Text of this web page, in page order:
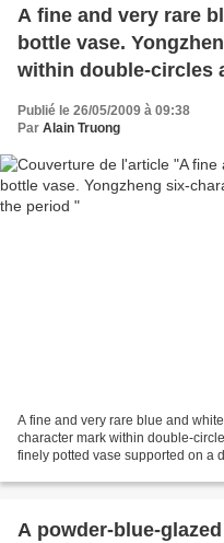
A fine and very rare
bottle vase.
within double-circles
Publié le 26/05/2009 à 09:38
Par Alain Truong
A fine and very rare blue and
character mark within double-
finely potted vase supported on a
A powder-blue-